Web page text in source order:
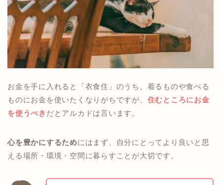
お金を手に入れると「衣食住」のうち、着るものや食べる
ものにお金を使いたくなりがちですが、 住むところにお金
を使うべき だとアルカドは言います。
心を豊かにするためにはまず、自分にとってより良いと思
える場所・環境・空間に暮らすことが大切です。